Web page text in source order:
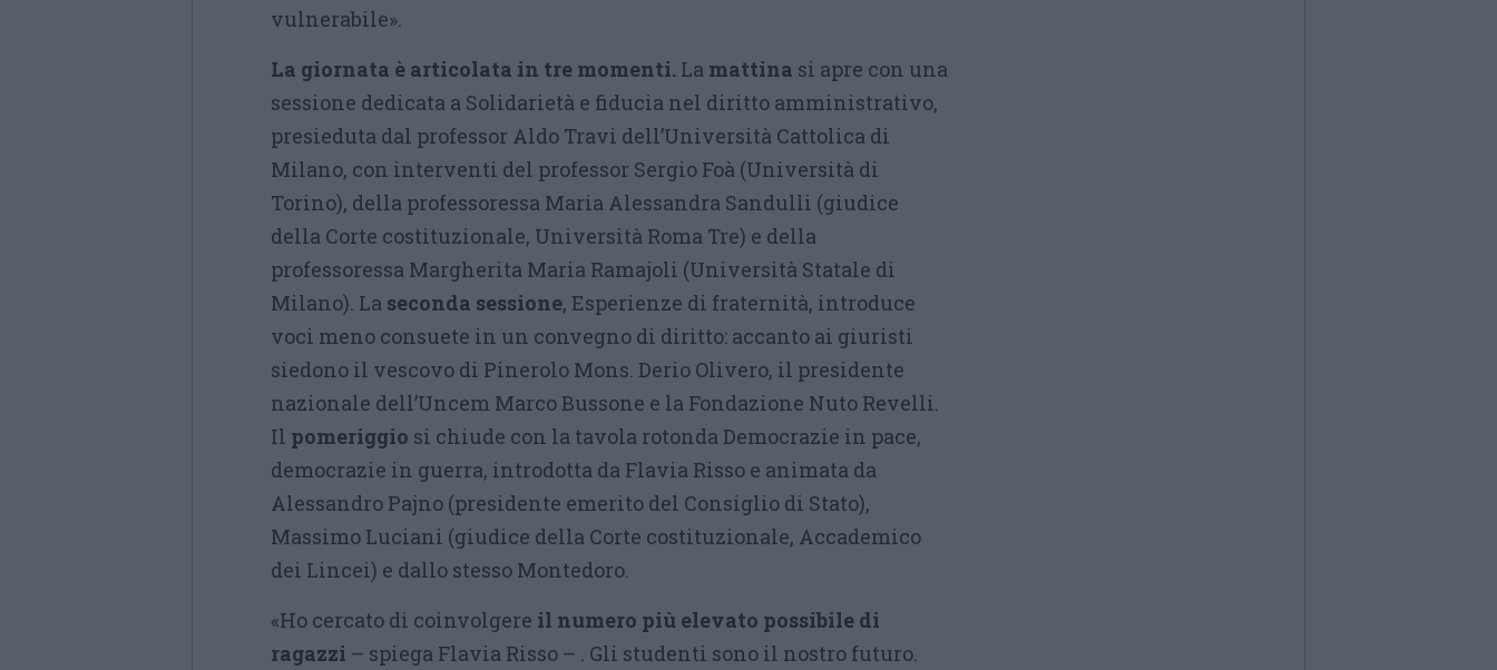
vulnerabile».
La giornata è articolata in tre momenti. La mattina si apre con una
sessione dedicata a Solidarietà e fiducia nel diritto amministrativo,
presieduta dal professor Aldo Travi dell’Università Cattolica di
Milano, con interventi del professor Sergio Foà (Università di
Torino), della professoressa Maria Alessandra Sandulli (giudice
della Corte costituzionale, Università Roma Tre) e della
professoressa Margherita Maria Ramajoli (Università Statale di
Milano). La seconda sessione, Esperienze di fraternità, introduce
voci meno consuete in un convegno di diritto: accanto ai giuristi
siedono il vescovo di Pinerolo Mons. Derio Olivero, il presidente
nazionale dell’Uncem Marco Bussone e la Fondazione Nuto Revelli.
Il pomeriggio si chiude con la tavola rotonda Democrazie in pace,
democrazie in guerra, introdotta da Flavia Risso e animata da
Alessandro Pajno (presidente emerito del Consiglio di Stato),
Massimo Luciani (giudice della Corte costituzionale, Accademico
dei Lincei) e dallo stesso Montedoro.
«Ho cercato di coinvolgere il numero più elevato possibile di
ragazzi – spiega Flavia Risso – . Gli studenti sono il nostro futuro.